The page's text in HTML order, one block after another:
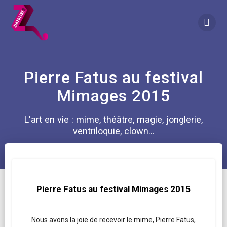
Pierre Fatus au festival
Mimages 2015
L'art en vie : mime, théâtre, magie, jonglerie,
ventriloquie, clown...
Pierre Fatus au festival Mimages 2015
Nous avons la joie de recevoir le mime, Pierre Fatus,